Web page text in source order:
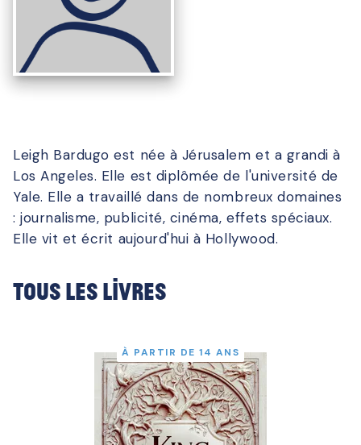
Leigh Bardugo est née à Jérusalem et a grandi à
Los Angeles. Elle est diplômée de l'université de
Yale. Elle a travaillé dans de nombreux domaines
: journalisme, publicité, cinéma, effets spéciaux.
Elle vit et écrit aujourd'hui à Hollywood.
Tous les livres
À PARTIR DE 14 ANS